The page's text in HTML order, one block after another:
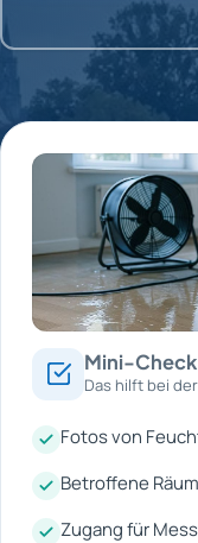
Mini-Check
Das hilft bei
Fotos von
Betroffene
Zugang für